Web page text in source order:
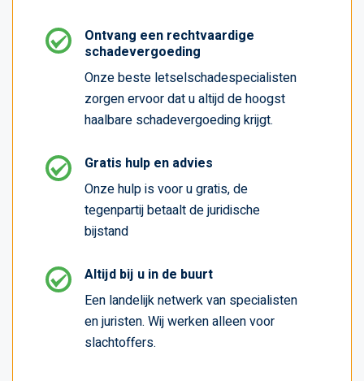
Ontvang een rechtvaardige
schadevergoeding
Onze beste letselschadespecialisten
zorgen ervoor dat u altijd de hoogst
haalbare schadevergoeding krijgt.
Gratis hulp en advies
Onze hulp is voor u gratis, de
tegenpartij betaalt de juridische
bijstand
Altijd bij u in de buurt
Een landelijk netwerk van specialisten
en juristen. Wij werken alleen voor
slachtoffers.